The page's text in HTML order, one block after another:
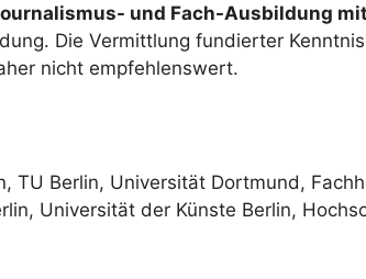
und Fach-Ausbildung
Die Vermittlung fundierter
nicht empfehlenswert.
TU Berlin, Universität Dortmund,
Universität der Künste Berlin,